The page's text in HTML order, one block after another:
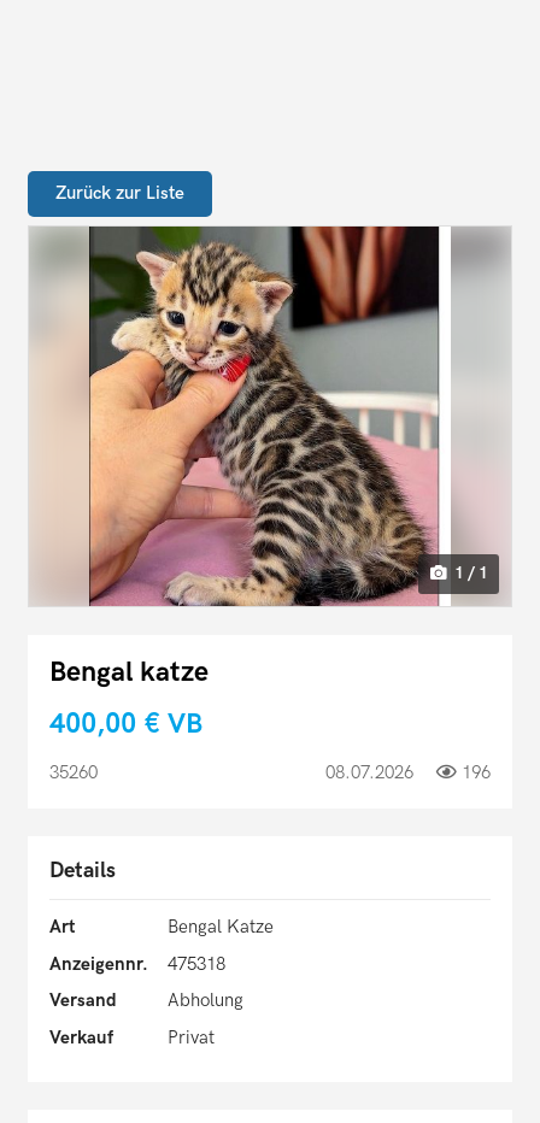
Zurück zur Liste
1 / 1
Bengal katze
400,00 € VB
35260 08.07.2026 196
Details
Art
Bengal Katze
Anzeigennr.
475318
Versand
Abholung
Verkauf
Privat